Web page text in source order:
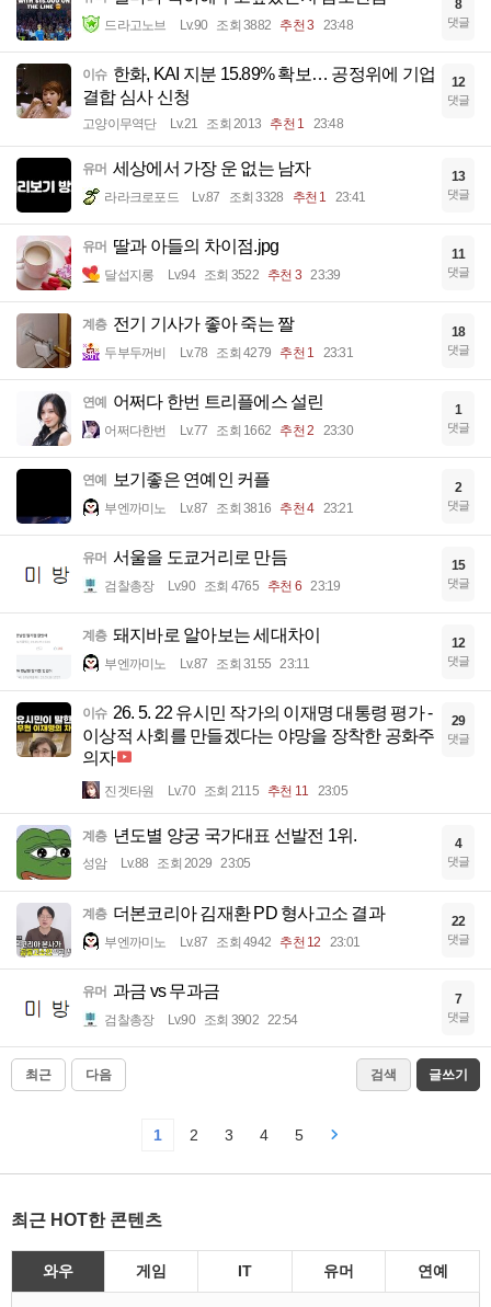
드라고노브 Lv.90 조회 3882 추천 3 23:48
8
댓글
이슈 한화, KAI 지분 15.89% 확보… 공정위에 기업
결합 심사 신청
고양이무역단 Lv.21 조회 2013 추천 1 23:48
12
댓글
유머 세상에서 가장 운 없는 남자
라라크로포드 Lv.87 조회 3328 추천 1 23:41
13
댓글
유머 딸과 아들의 차이점.jpg
달섭지롱 Lv.94 조회 3522 추천 3 23:39
11
댓글
계층 전기 기사가 좋아 죽는 짤
두부두꺼비 Lv.78 조회 4279 추천 1 23:31
18
댓글
연예 어쩌다 한번 트리플에스 설린
어쩌다한번 Lv.77 조회 1662 추천 2 23:30
1
댓글
연예 보기좋은 연예인 커플
부엔까미노 Lv.87 조회 3816 추천 4 23:21
2
댓글
유머 서울을 도쿄거리로 만듬
검찰총장 Lv.90 조회 4765 추천 6 23:19
15
댓글
계층 돼지바로 알아보는 세대차이
부엔까미노 Lv.87 조회 3155 23:11
12
댓글
이슈 26. 5. 22 유시민 작가의 이재명 대통령 평가 -
이상적 사회를 만들겠다는 야망을 장착한 공화주
의자
진겟타원 Lv.70 조회 2115 추천 11 23:05
29
댓글
계층 년도별 양궁 국가대표 선발전 1위.
성암 Lv.88 조회 2029 23:05
4
댓글
계층 더본코리아 김재환 PD 형사고소 결과
부엔까미노 Lv.87 조회 4942 추천 12 23:01
22
댓글
유머 과금 vs 무과금
검찰총장 Lv.90 조회 3902 22:54
7
댓글
최근 다음 검색 글쓰기
1 2 3 4 5
최근 HOT한 콘텐츠
와우 게임 IT 유머 연예